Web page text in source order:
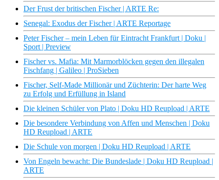
Der Frust der britischen Fischer | ARTE Re:
Senegal: Exodus der Fischer | ARTE Reportage
Peter Fischer – mein Leben für Eintracht Frankfurt | Doku |
Sport | Preview
Fischer vs. Mafia: Mit Marmorblöcken gegen den illegalen
Fischfang | Galileo | ProSieben
Fischer, Self-Made Millionär und Züchterin: Der harte Weg
zu Erfolg und Erfüllung in Island
Die kleinen Schüler von Plato | Doku HD Reupload | ARTE
Die besondere Verbindung von Affen und Menschen | Doku
HD Reupload | ARTE
Die Schule von morgen | Doku HD Reupload | ARTE
Von Engeln bewacht: Die Bundeslade | Doku HD Reupload |
ARTE